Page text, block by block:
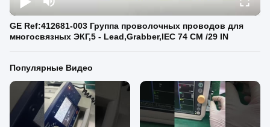
GE Ref:412681-003 Группа проволочных проводов для
многосвязных ЭКГ,5 - Lead,Grabber,IEC 74 CM /29 IN
Популярные Видео